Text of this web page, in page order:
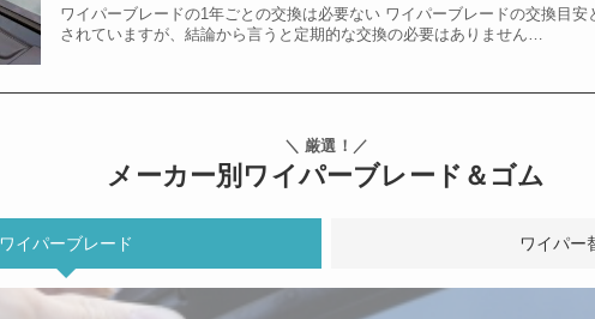
ワイパーブレードの1年ごとの交換は必要ない ワイパーブレードの交換目
されていますが、結論から言うと定期的な交換の必要はありません…
＼ 厳選！／
メーカー別ワイパーブレード＆ゴム
ワイパーブレード ワイパー